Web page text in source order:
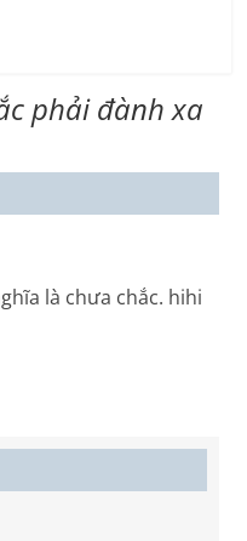
phải đành xa
là chưa chắc. hihi